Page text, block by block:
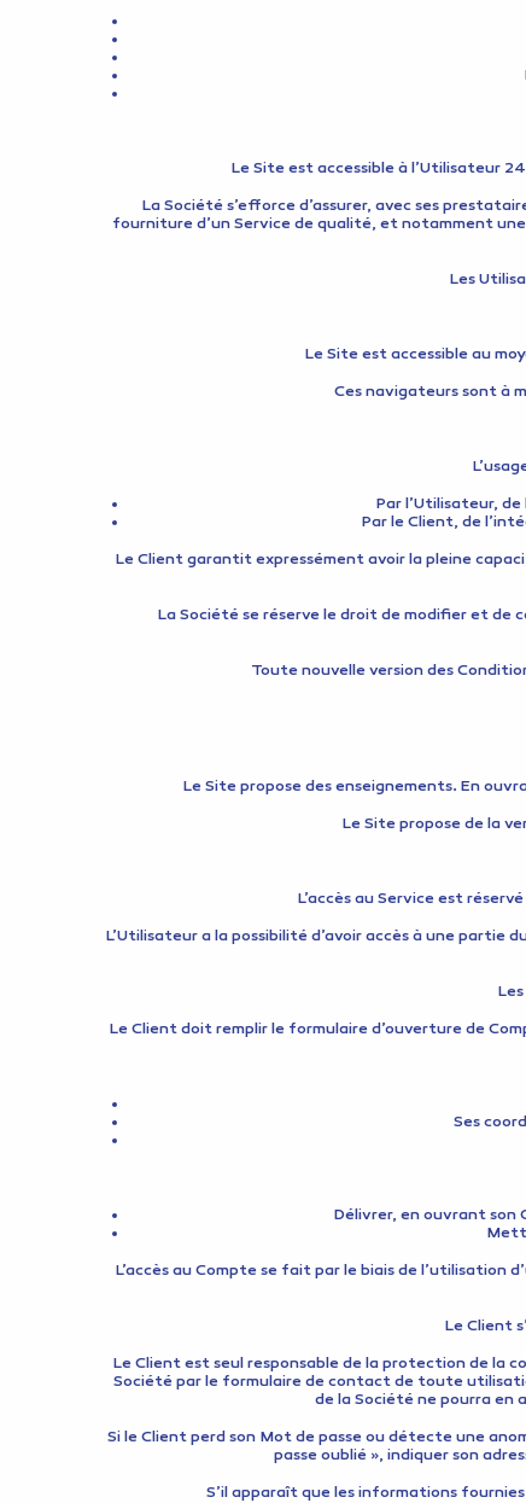
Le Site est accessible à l’Utilisateur
La Société s’efforce d’assurer, avec ses
fourniture d’un Service de qualité, et notamment
Les
Le Site est accessible au
Ces navigateurs sont à
Par l’Utilisateur,
Par le Client, de
Le Client garantit expressément avoir la pleine
La Société se réserve le droit de modifier et de
Toute nouvelle version des
Le Site propose des enseignements. En
Le Site propose de la
L’accès au Service est
L’Utilisateur a la possibilité d’avoir accès à une partie
Le Client doit remplir le formulaire d’ouverture de
Ses
Délivrer, en ouvrant son
L’accès au Compte se fait par le biais de l’utilisation
Le Client
Le Client est seul responsable de la protection de la
Société par le formulaire de contact de toute
de la Société ne pourra en
Si le Client perd son Mot de passe ou détecte une
passe oublié », indiquer son
S’il apparaît que les informations